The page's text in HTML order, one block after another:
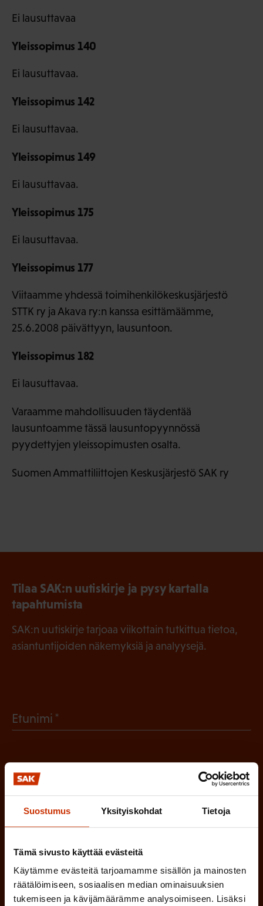
Suostumus Yksityiskohdat Tietoja
Tämä sivusto käyttää evästeitä
Käytämme evästeitä tarjoamamme sisällön ja mainosten
räätälöimiseen, sosiaalisen median ominaisuuksien
tukemiseen ja kävijämäärämme analysoimiseen. Lisäksi
Ei lausuttavaa
Yleissopimus 140
Ei lausuttavaa.
Yleissopimus 142
Ei lausuttavaa.
Yleissopimus 149
Ei lausuttavaa.
Yleissopimus 175
Ei lausuttavaa.
Yleissopimus 177
Viitaamme yhdessä toimihenkilökeskusjärjestö
STTK ry ja Akava ry:n kanssa esittämäämme,
25.6.2008 päivättyyn, lausuntoon.
Yleissopimus 182
Ei lausuttavaa.
Varaamme mahdollisuuden täydentää
lausuntoamme tässä lausuntopyynnössä
pyydettyjen yleissopimusten osalta.
Suomen Ammattiliittojen Keskusjärjestö SAK ry
Tilaa SAK:n uutiskirje ja pysy kartalla
tapahtumista
SAK:n uutiskirje tarjoaa viikottain tutkittua tietoa,
asiantuntijoiden näkemyksiä ja analyysejä.
Etunimi
o
l
i
n
e
Sukunimi
k
o
l
l
Sähköpostiosoite
k
o
Mikä tai mitkä näistä kuvaavat sinua
parhaiten?